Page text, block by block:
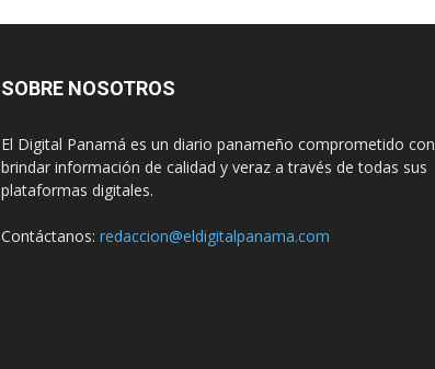
SOBRE NOSOTROS
El Digital Panamá es un diario panameño comprometido con
brindar información de calidad y veraz a través de todas sus
plataformas digitales.
Contáctanos: redaccion@eldigitalpanama.com